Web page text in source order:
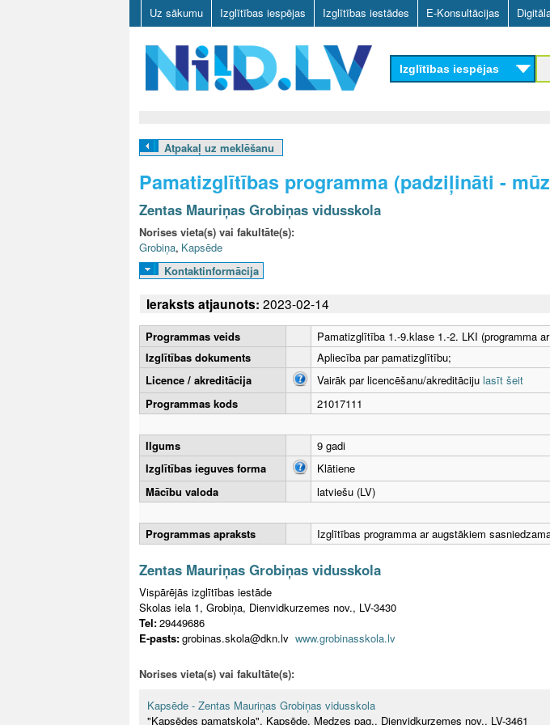
Skip
to
main
content
Uz sākumu Izglītības iespējas Izglītības iestādes E-Konsultācijas
D
L
Izglītības iespējas
Atpakaļ uz meklēšanu
Pamatizglītības programma (padziļināti -
Zentas Mauriņas Grobiņas vidusskola
Norises vieta(s) vai fakultāte(s):
Grobiņa, Kapsēde
Kontaktinformācija
Ieraksts atjaunots: 2023-02-14
Programmas veids
Pamatizglītība 1.-9.klase 1.-2. LKI (programma
Izglītības dokuments
Apliecība par pamatizglītību;
Licence / akreditācija
Vairāk par licencēšanu/akreditāciju lasīt šeit
Programmas kods
21017111
Ilgums
9 gadi
Izglītības ieguves forma
Klātiene
Mācību valoda
latviešu (LV)
Programmas apraksts Izglītības programma ar augstākiem
Zentas Mauriņas Grobiņas vidusskola
Vispārējās izglītības iestāde
Skolas iela 1, Grobiņa, Dienvidkurzemes nov., LV-3430
Tel:29449686
E-pasts:grobinas.skola@dkn.lv www.grobinasskola.lv
Norises vieta(s) vai fakultāte(s):
Kapsēde - Zentas Mauriņas Grobiņas vidusskola
"Kapsēdes pamatskola", Kapsēde, Medzes pag., Dienvidkurzemes nov., LV-3461